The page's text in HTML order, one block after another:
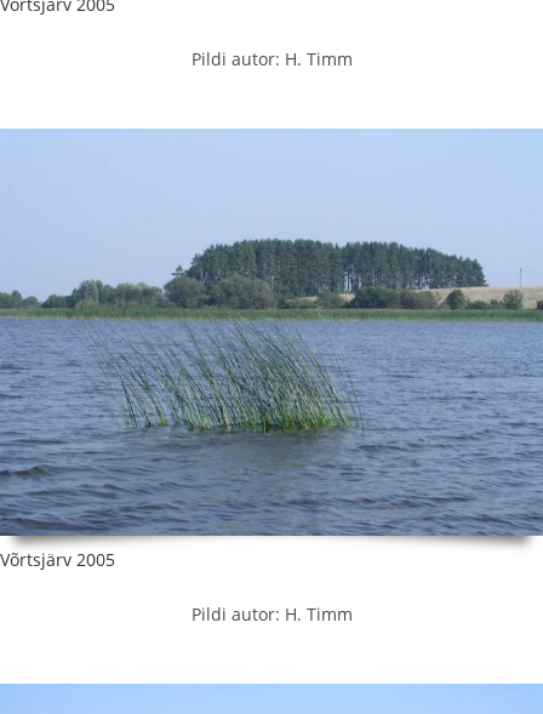
Pildi autor: H. Timm
Võrtsjärv 2005
Pildi autor: H. Timm